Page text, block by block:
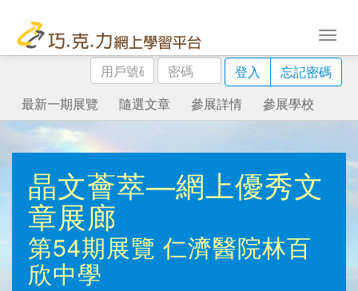
用
戶
號
碼
密
碼
登入
忘記密碼
最新一期展覽
隨選文章 參展詳情 參展學校
晶文薈萃—網上優秀文
章展廊
第54期展覽 仁濟醫院林百
欣中學